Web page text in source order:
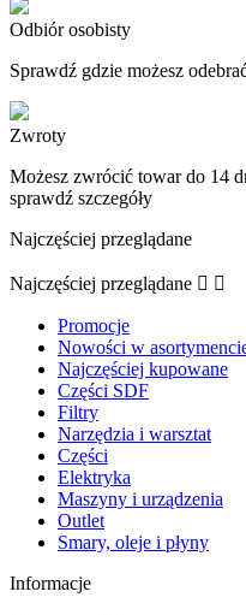
Odbiór osobisty
Sprawdź gdzie możesz
Zwroty
Możesz zwrócić towar do 14
sprawdź szczegóły
Najczęściej przeglądane
Najczęściej przeglądane  
Promocje
Nowości w
Najczęściej kupowane
Części SDF
Filtry
Narzędzia i warsztat
Części
Elektryka
Maszyny i urządzenia
Outlet
Smary, oleje i płyny
Informacje